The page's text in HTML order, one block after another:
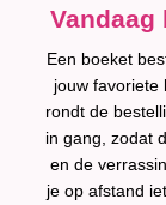
Vandaag
Een boeket
jouw favoriete
rondt de
in gang, zodat
en de
je op afstand